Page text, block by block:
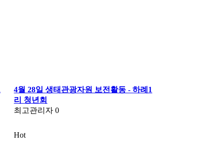
4월 28일 생태관광자원 보전활동 - 하례1
리 청년회
최고관리자 0
Hot